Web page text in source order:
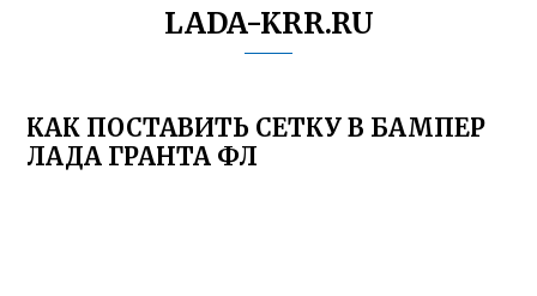
LADA-KRR.RU
КАК ПОСТАВИТЬ СЕТКУ В БАМПЕР
ЛАДА ГРАНТА ФЛ